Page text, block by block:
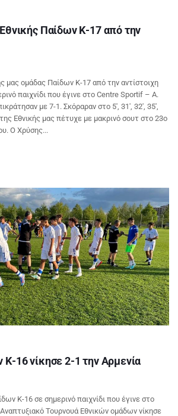
Παίδων Κ-17 από την
μας ομάδας Παίδων Κ-17 από την αντίστοιχη
παιχνίδι που έγινε στο Centre Sportif – A.
με 7-1. Σκόραραν στο 5′, 31′, 32′, 35′,
της Εθνικής μας πέτυχε με μακρινό σουτ στο 23ο
Ο Χρύσης...
16 νίκησε 2-1 την Αρμενία
Κ-16 σε σημερινό παιχνίδι που έγινε στο
Τουρνουά Εθνικών ομάδων νίκησε